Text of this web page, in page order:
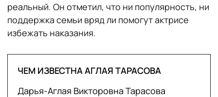
реальный. Он отметил, что ни популярность, ни
поддержка семьи вряд ли помогут актрисе
избежать наказания.
ЧЕМ ИЗВЕСТНА АГЛАЯ ТАРАСОВА
Дарья-Аглая Викторовна Тарасова